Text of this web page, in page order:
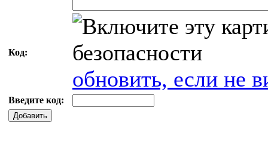
Код:
обновить, если не
Введите код:
Добавить